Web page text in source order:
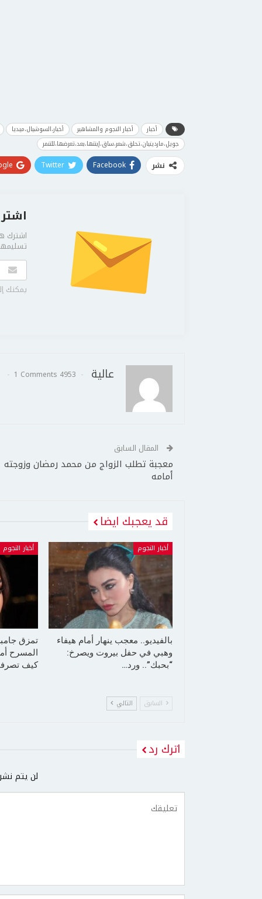
أخبار أخبار النجوم والمشاهير
أخبار،السوشيال،ميديا
جويل،ماردينيان،تحلق،شعر،ساق،إبنتها،بعد،تعرضها،للتنمر
نشر Facebook
Twitter
اشترك
يمكنك
عالية 4953 Posts
1 Comments
المقال السابق
معجبة تطلب الزواج من محمد رمضان وزوجته
أمامه
قد يعجبك ايضا
أخبار النجوم
بالفيديو.. معجب ينهار أمام هيفاء
وهبي في حفل بيروت ويصرخ:
“بحبك”.. ورد…
أخبار النجوم
تمزق
المسرح
كيف
السابق التالي
اترك رد
لن يتم